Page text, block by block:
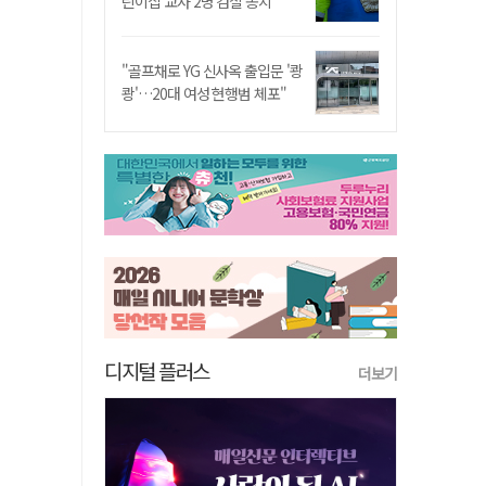
"골프채로 YG 신사옥 출입문 '쾅
쾅'…20대 여성 현행범 체포"
디지털 플러스 더보기